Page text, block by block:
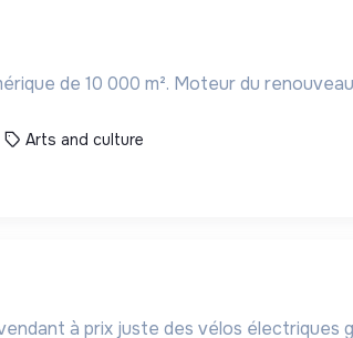
de 10 000 m². Moteur du
Arts and culture
à prix juste des vélos électriques